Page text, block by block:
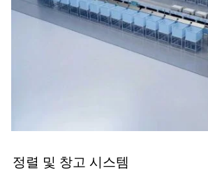
정렬 및 창고 시스템